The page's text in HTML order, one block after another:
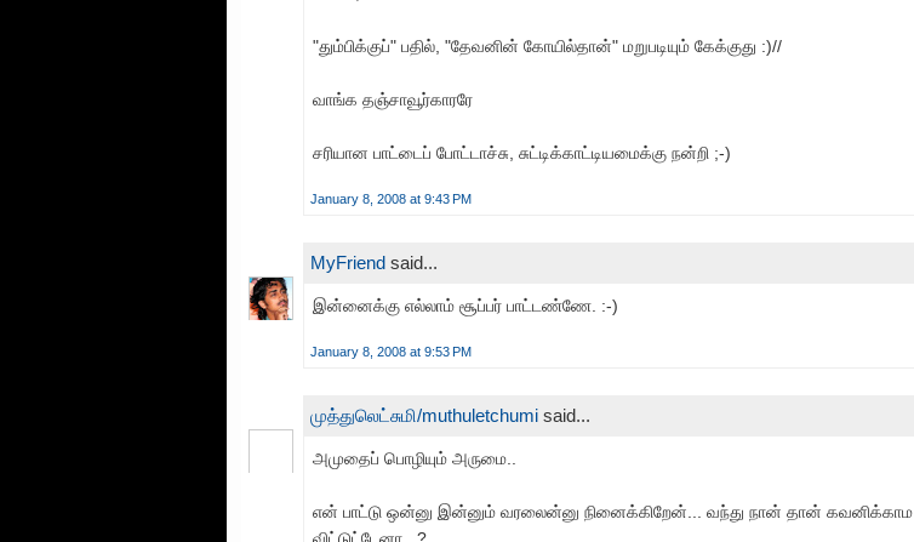
"தும்பிக்குப்" பதில், "தேவனின் கோயில்தான்" மறுபடியும் கேக்குது :)//
வாங்க தஞ்சாவூர்காரரே
சரியான பாட்டைப் போட்டாச்சு, சுட்டிக்காட்டியமைக்கு நன்றி ;-)
January 8, 2008 at 9:43 PM
MyFriend said...
இன்னைக்கு எல்லாம் சூப்பர் பாட்டண்ணே. :-)
January 8, 2008 at 9:53 PM
முத்துலெட்சுமி/muthuletchumi said...
அமுதைப் பொழியும் அருமை..
என் பாட்டு ஒன்னு இன்னும் வரலைன்னு நினைக்கிறேன்... வந்து நான் தான் கவனிக்காம
விட்டுட்டேனா.. ?